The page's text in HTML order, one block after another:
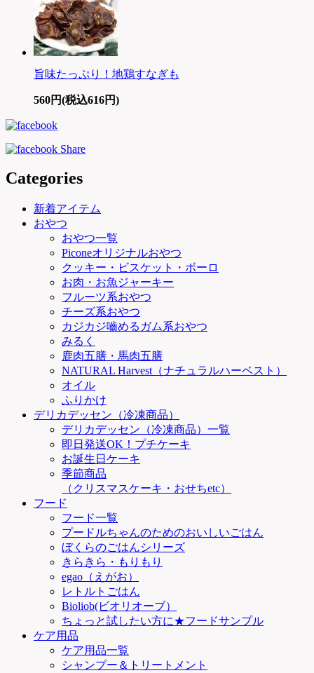
旨味たっぷり！地鶏すなぎも
560円(税込616円)
Categories
新着アイテム
おやつ
おやつ一覧
Piconeオリジナルおやつ
クッキー・ビスケット・ボーロ
お肉・お魚ジャーキー
フルーツ系おやつ
チーズ系おやつ
カジカジ嚙めるガム系おやつ
みるく
鹿肉五膳・馬肉五膳
NATURAL Harvest（ナチュラルハーベスト）
オイル
ふりかけ
デリカデッセン（冷凍商品）
デリカデッセン（冷凍商品）一覧
即日発送OK！プチケーキ
お誕生日ケーキ
季節商品
（クリスマスケーキ・おせちetc）
フード
フード一覧
プードルちゃんのためのおいしいごはん
ぼくらのごはんシリーズ
きらきら・もりもり
egao（えがお）
レトルトごはん
Bioliob(ビオリオーブ）
ちょっと試したい方に★フードサンプル
ケア用品
ケア用品一覧
シャンプー＆トリートメント